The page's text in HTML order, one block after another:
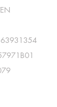
63931354